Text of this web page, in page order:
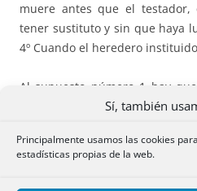
Sí, también
Principalmente usamos las cookies
estadísticas propias de la web.
muere antes que el
tener sustituto y sin que haya
4º Cuando el heredero
Al supuesto número 1 hay
Mallorca-Menorca, la
El supuesto contemplado en
en el Derecho de Mallorca-